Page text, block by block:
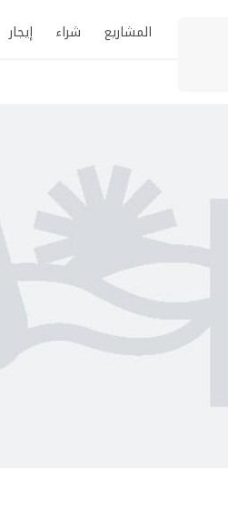
المشاريع شراء إيجار